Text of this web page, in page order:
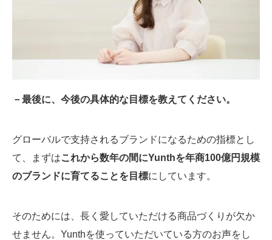
－最後に、今後の具体的な目標を教えてください。
グローバルで支持されるブランドになるための指標とし
て、まずはこれから数年の間にYunthを年商100億円規模
のブランドに育てることを目標にしています。
そのためには、長く愛していただける商品づくりが欠か
せません。Yunthを使っていただいている方のお声をし